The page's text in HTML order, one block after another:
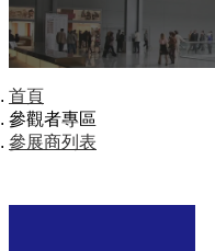
首頁
參觀者專區
參展商列表